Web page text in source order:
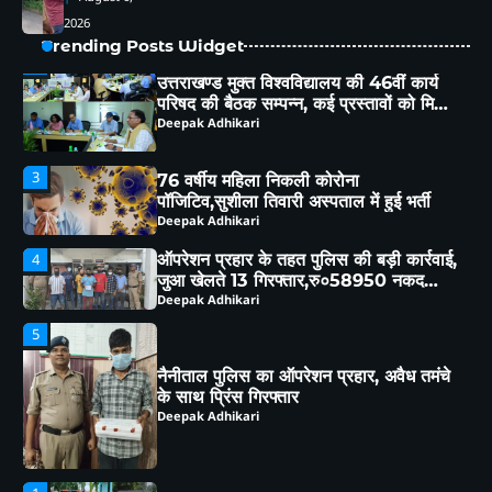
2026
Trending Posts Widget
पॉजिटिव,सुशीला तिवारी अस्पताल में हुई भर्ती
Deepak Adhikari
4
ऑपरेशन प्रहार के तहत पुलिस की बड़ी कार्रवाई,
जुआ खेलते 13 गिरफ्तार,रु०58950 नकद
बरामद
Deepak Adhikari
5
नैनीताल पुलिस का ऑपरेशन प्रहार, अवैध तमंचे
के साथ प्रिंस गिरफ्तार
Deepak Adhikari
1
हल्द्वानी संभाग में परिवहन विभाग का बड़ा एक्शन,
257 वाहनों के चालान, 22 वाहन सीज